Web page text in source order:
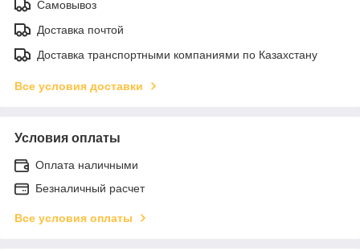
Самовывоз
Доставка почтой
Доставка транспортными компаниями по Казахстану
Все условия доставки
Условия оплаты
Оплата наличными
Безналичный расчет
Все условия оплаты